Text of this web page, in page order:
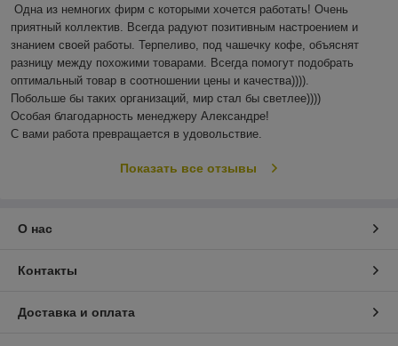
Одна из немногих фирм с которыми хочется работать! Очень
приятный коллектив. Всегда радуют позитивным настроением и
знанием своей работы. Терпеливо, под чашечку кофе, объяснят
разницу между похожими товарами. Всегда помогут подобрать
оптимальный товар в соотношении цены и качества)))).
Побольше бы таких организаций, мир стал бы светлее))))
Особая благодарность менеджеру Александре!
С вами работа превращается в удовольствие.
Показать все отзывы
О нас
Контакты
Доставка и оплата